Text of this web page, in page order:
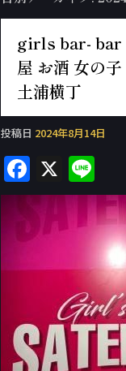
girls bar- bar
屋 お酒 女の
土浦横丁
投稿日 2024年8月14日
F
a
c
e
b
o
k
X
n
e